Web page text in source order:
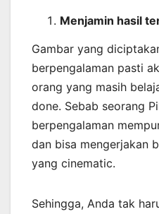
Menjamin hasil
Gambar yang
berpengalaman pasti
orang yang masih
done. Sebab seorang
berpengalaman
dan bisa mengerjakan
yang cinematic.
Sehingga, Anda tak